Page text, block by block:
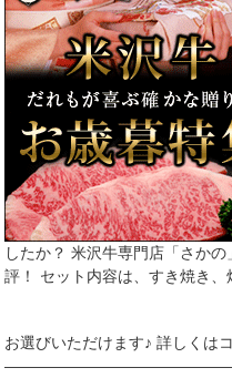
したか？ 米沢牛専門店「さか
評！ セット内容は、すき焼き
お選びいただけます♪ 詳しくは